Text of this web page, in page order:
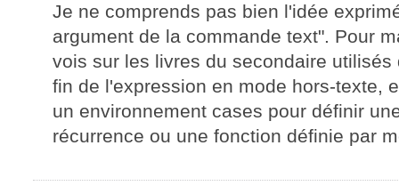
Je ne comprends pas bien l'idée
argument de la commande text". Pour
vois sur les livres du secondaire
fin de l'expression en mode hors-texte,
un environnement cases pour définir
récurrence ou une fonction définie par